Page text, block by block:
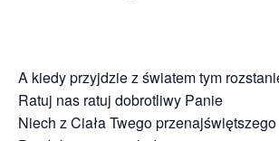
A kiedy przyjdzie z światem tym
Ratuj nas ratuj dobrotliwy Panie
Niech z Ciała Twego przenajświętszego